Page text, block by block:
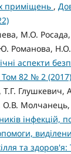
приміщень ,
М.О.
Романова,
аспекти
Том 82 № 2 (2017)
Т.Г. Глушкевич,
Молчанець,
інфекцій,
та